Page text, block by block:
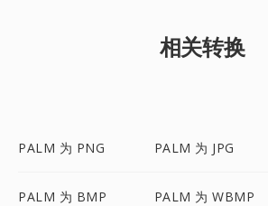
相关转换
PALM 为 PNG PALM 为 JPG
PALM 为 BMP PALM 为 WBMP